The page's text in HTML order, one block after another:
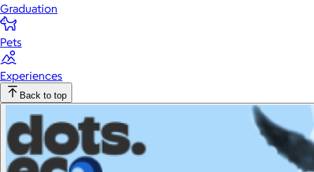
Graduation
Pets
Experiences
Back to top